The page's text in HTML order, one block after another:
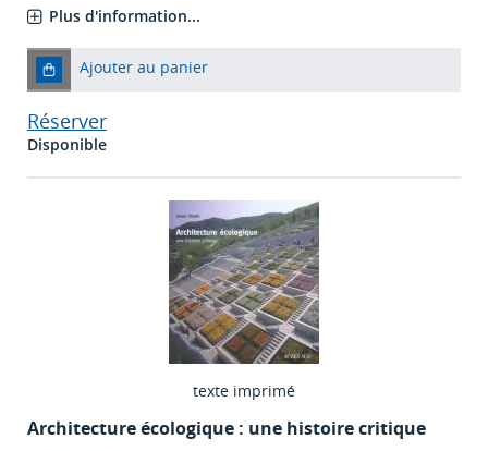
Plus d'information...
Ajouter au panier
Réserver
Disponible
texte imprimé
Architecture écologique : une histoire critique